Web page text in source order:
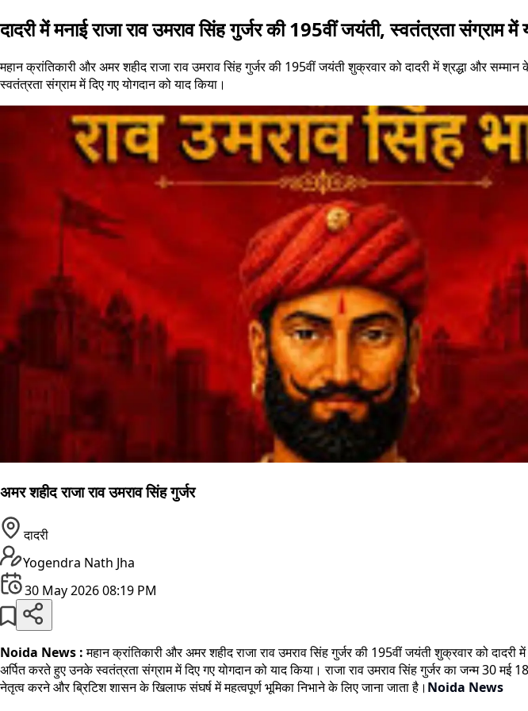
दादरी में मनाई राजा राव उमराव सिंह गुर्जर की 195वीं जयंती, स्वतंत्रता संग्राम में
महान क्रांतिकारी और अमर शहीद राजा राव उमराव सिंह गुर्जर की 195वीं जयंती शुक्रवार को दादरी में श्रद्धा और
स्वतंत्रता संग्राम में दिए गए योगदान को याद किया।
अमर शहीद राजा राव उमराव सिंह गुर्जर
दादरी
Yogendra Nath Jha
30 May 2026 08:19 PM
Noida News :महान क्रांतिकारी और अमर शहीद राजा राव उमराव सिंह गुर्जर की 195वीं जयंती शुक्रवार को
अर्पित करते हुए उनके स्वतंत्रता संग्राम में दिए गए योगदान को याद किया। राजा राव उमराव सिंह गुर्जर का जन्म 30
नेतृत्व करने और ब्रिटिश शासन के खिलाफ संघर्ष में महत्वपूर्ण भूमिका निभाने के लिए जाना जाता है। Noida News